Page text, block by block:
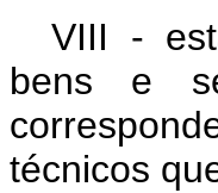
VIII -
bens e
técnicos